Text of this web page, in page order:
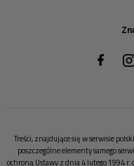
Treści, znajdujące się w serwisie
poszczególne elementy samego
ochroną Ustawy z dnia 4 lutego 1994